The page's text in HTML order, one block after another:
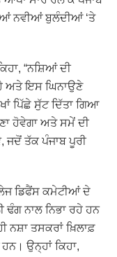
ਨਵੀਆਂ ਬੁਲੰਦੀਆਂ ‘ਤੇ
“ਨਸ਼ਿਆਂ ਦੀ
ਅਤੇ ਇਸ ਘਿਨਾਉਣੇ
ਪਿੱਛੇ ਸੁੱਟ ਦਿੱਤਾ ਗਿਆ
ਹੋਵੇਗਾ ਅਤੇ ਸਮੇਂ ਦੀ
ਜਦੋਂ ਤੱਕ ਪੰਜਾਬ ਪੂਰੀ
ਡਿਫੈਂਸ ਕਮੇਟੀਆਂ ਦੇ
ਨਾਲ ਨਿਭਾ ਰਹੇ ਹਨ
ਨਸ਼ਾ ਤਸਕਰਾਂ ਖ਼ਿਲਾਫ਼
ਉਨ੍ਹਾਂ ਕਿਹਾ,